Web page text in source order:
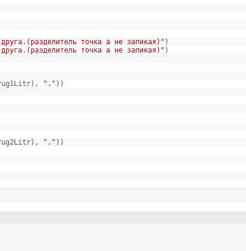
точка а не запикая)" )
точка а не запикая)" )
"." ))
"." ))